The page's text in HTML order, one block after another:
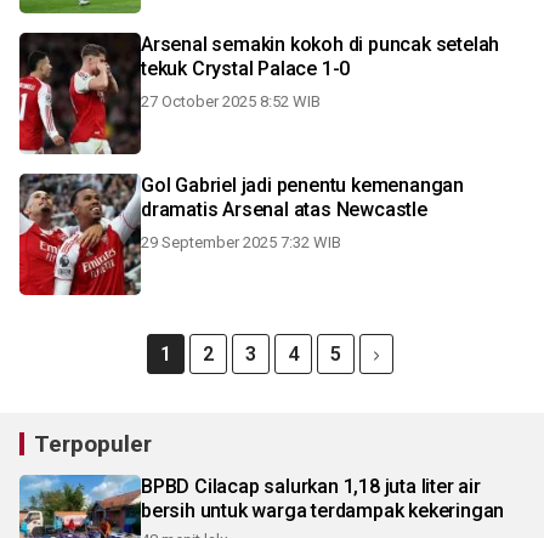
Arsenal semakin kokoh di puncak setelah
tekuk Crystal Palace 1-0
27 October 2025 8:52 WIB
Gol Gabriel jadi penentu kemenangan
dramatis Arsenal atas Newcastle
29 September 2025 7:32 WIB
1 2 3 4 5
Terpopuler
BPBD Cilacap salurkan 1,18 juta liter air
bersih untuk warga terdampak kekeringan